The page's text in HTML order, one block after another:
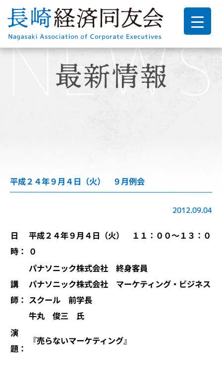
平成２４年９月４日（火） ９月例会
2012.09.04
日
時：
平成２４年９月４日（火） １１：００～１３：０
０
講
師：
パナソニック株式会社 終身客員
パナソニック株式会社 マーケティング・ビジネス
スクール 前学長
牛丸 俊三 氏
演
題：
『売らないマーケティング』